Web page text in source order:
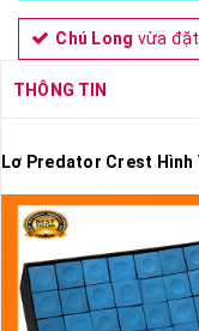
Chú Long vừa
THÔNG TIN
Lơ Predator Crest Hình